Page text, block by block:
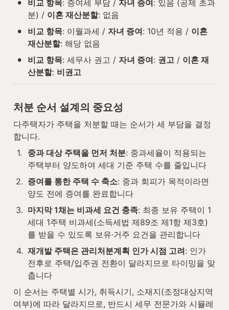
비교 항목: 증여세 부담 / 자녀 증여 : 있음 (공제 초과
분) / 이혼 재산분할: 없음
• 비교 항목: 이월과세 / 자녀 증여: 10년 적용 / 이혼
재산분할: 해당 없음
• 비교 항목: 세무사 권고 / 자녀 증여: 권고 / 이혼 재
산분할: 비권고
처분 순서 설계의 중요성
다주택자가 주택을 처분할 때는 순서가 세 부담을 결정
합니다.
1. 중과 대상 주택을 먼저 처분: 중과세율이 적용되는
주택부터 양도하여 세대 기준 주택 수를 줄입니다
2. 증여를 통한 주택 수 축소: 중과 회피가 목적이라면
양도 전에 증여를 완료합니다
3. 마지막 1채는 비과세 요건 충족: 최종 보유 주택이 1
세대 1주택 비과세(소득세법 제89조 제1항 제3호)
를 받을 수 있도록 보유·거주 요건을 관리합니다
4. 재개발 주택은 관리처분계획 인가 시점 고려: 인가
전후로 주택/입주권 전환이 달라지므로 타이밍을 맞
춥니다
이 순서는 주택별 시가, 취득시기, 소재지(조정대상지역
여부)에 따라 달라지므로, 반드시 세무 전문가와 시뮬레